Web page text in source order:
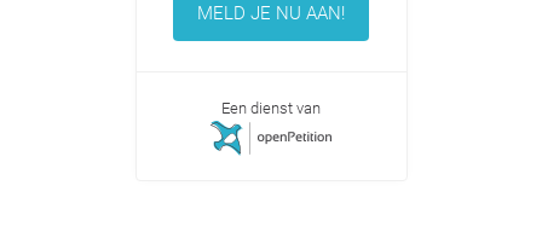
MELD JE NU AAN!
Een dienst van